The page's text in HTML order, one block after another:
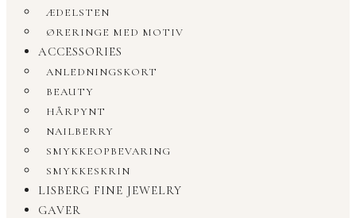
ÆDELSTEN
ØRERINGE MED MOTIV
ACCESSORIES
ANLEDNINGSKORT
BEAUTY
HÅRPYNT
NAILBERRY
SMYKKEOPBEVARING
SMYKKESKRIN
LISBERG FINE JEWELRY
GAVER